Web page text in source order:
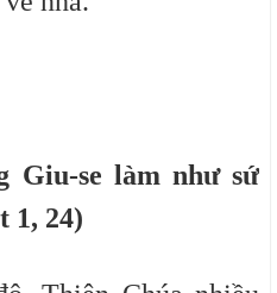
Giu-se làm như sứ
1, 24)